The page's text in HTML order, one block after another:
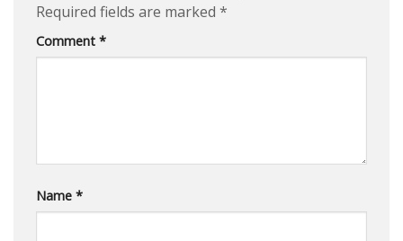
Required fields are marked *
Comment *
Name *